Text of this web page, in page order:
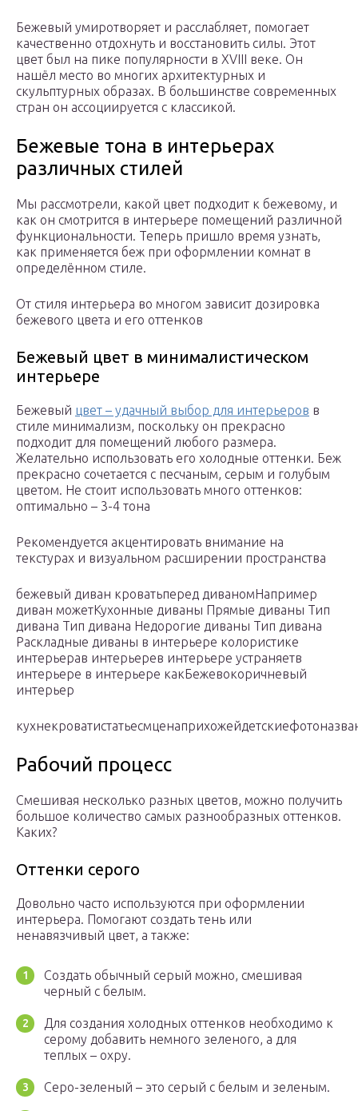
Бежевый умиротворяет и расслабляет, помогает
качественно отдохнуть и восстановить силы. Этот
цвет был на пике популярности в XVIII веке. Он
нашёл место во многих архитектурных и
скульптурных образах. В большинстве современных
стран он ассоциируется с классикой.
Бежевые тона в интерьерах
различных стилей
Мы рассмотрели, какой цвет подходит к бежевому, и
как он смотрится в интерьере помещений различной
функциональности. Теперь пришло время узнать,
как применяется беж при оформлении комнат в
определённом стиле.
От стиля интерьера во многом зависит дозировка
бежевого цвета и его оттенков
Бежевый цвет в минималистическом
интерьере
Бежевый цвет – удачный выбор для интерьеров в
стиле минимализм, поскольку он прекрасно
подходит для помещений любого размера.
Желательно использовать его холодные оттенки. Беж
прекрасно сочетается с песчаным, серым и голубым
цветом. Не стоит использовать много оттенков:
оптимально – 3-4 тона
Рекомендуется акцентировать внимание на
текстурах и визуальном расширении пространства
бежевый диван кроватьперед диваномНапример
диван можетКухонные диваны Прямые диваны Тип
дивана Тип дивана Недорогие диваны Тип дивана
Раскладные диваны в интерьере колористике
интерьерав интерьерев интерьере устраняетв
интерьере в интерьере какБежевокоричневый
интерьер
Рабочий процесс
Смешивая несколько разных цветов, можно получить
большое количество самых разнообразных оттенков.
Каких?
Оттенки серого
Довольно часто используются при оформлении
интерьера. Помогают создать тень или
ненавязчивый цвет, а также:
Создать обычный серый можно, смешивая
черный с белым.
Для создания холодных оттенков необходимо к
серому добавить немного зеленого, а для
теплых – охру.
Серо-зеленый – это серый с белым и зеленым.